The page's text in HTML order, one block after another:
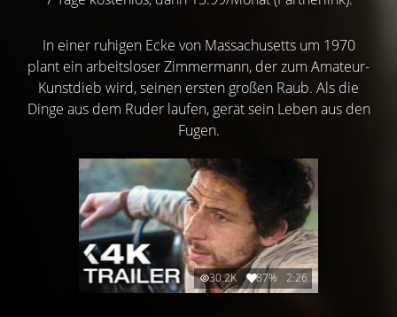
In einer ruhigen Ecke von Massachusetts um 1970
plant ein arbeitsloser Zimmermann, der zum Amateur-
Kunstdieb wird, seinen ersten großen Raub. Als die
Dinge aus dem Ruder laufen, gerät sein Leben aus den
Fugen.
30.2K 87% 2:26